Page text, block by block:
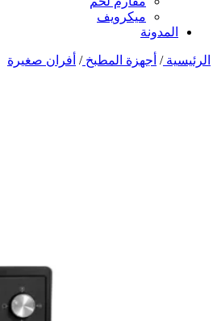
ميكرويف
المدونة
الرئيسية/ أجهزة المطبخ/ أفران صغيرة